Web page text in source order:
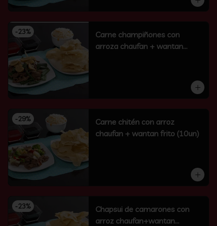
-23%
Carne champiñones con
arroza chaufan + wantan
-29%
Carne chitén con arroz
chaufan + wantan frito (10un)
-23%
Chapsui de camarones con
arroz chaufan+wantan